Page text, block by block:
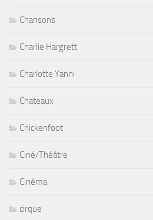
Chansons
Charlie Hargrett
Charlotte Yanni
Chateaux
Chickenfoot
Ciné/Théâtre
Cinéma
cirque